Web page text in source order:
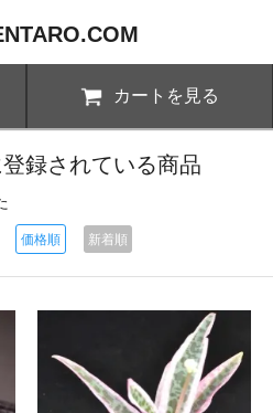
カートを見る
録されている商品
価格順 新着順